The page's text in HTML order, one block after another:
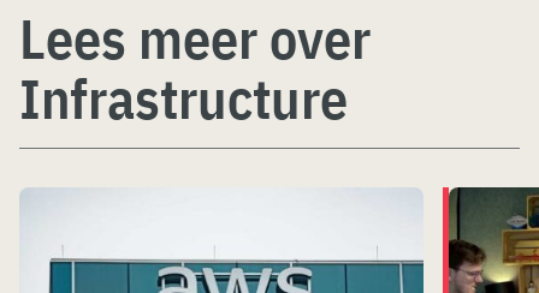
Lees meer over
Infrastructure